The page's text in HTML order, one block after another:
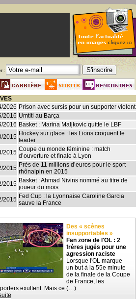
:
2026 Prison avec sursis pour un supporter violent
2016 Umtiti au Barça
2016 Basket : Marina Maljkovic quitte le LBF
2015 Hockey sur glace : les Lions croquent le
leader
2015 Coupe du monde féminine : match
d’ouverture et finale à Lyon
2015 Près de 11 millions d’euros pour le sport
rhônalpin en 2015
2015 Basket : Ahmad Nivins nommé au titre de
joueur du mois
2015 Fed Cup : la Lyonnaise Caroline Garcia
sauve la France
Des « scènes
insupportables »
Fan zone de l'OL : 2
frères jugés pour une
agression raciste
Lorsque l'OL marque
un but à la 55e minute
de la finale de la Coupe
de France, les
exultent. Mais ce (…)